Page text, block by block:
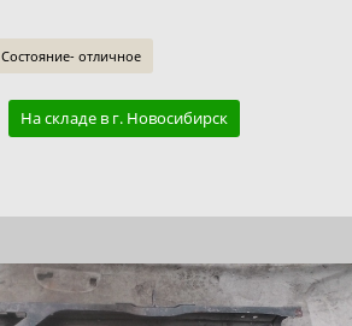
Состояние- отличное
На складе в г. Новосибирск